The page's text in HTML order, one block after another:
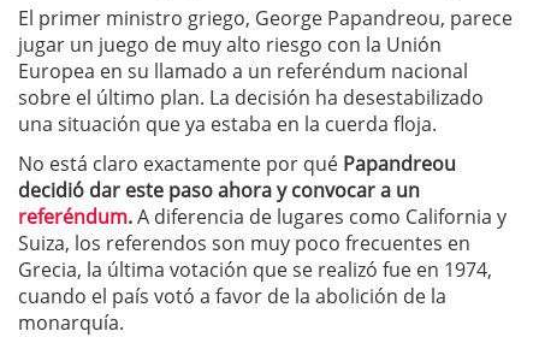
El primer ministro griego, George Papandreou, parece
jugar un juego de muy alto riesgo con la Unión
Europea en su llamado a un referéndum nacional
sobre el último plan. La decisión ha desestabilizado
una situación que ya estaba en la cuerda floja.
No está claro exactamente por qué Papandreou
decidió dar este paso ahora y convocar a un
referéndum.A diferencia de lugares como California y
Suiza, los referendos son muy poco frecuentes en
Grecia, la última votación que se realizó fue en 1974,
cuando el país votó a favor de la abolición de la
monarquía.